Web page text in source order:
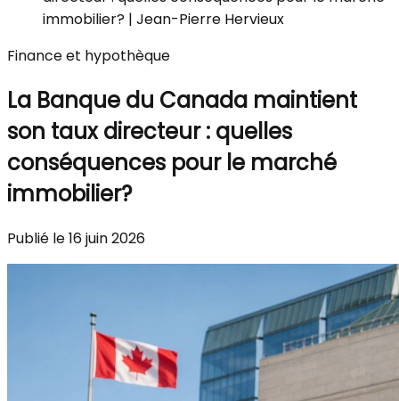
immobilier? | Jean-Pierre Hervieux
Finance et hypothèque
La Banque du Canada maintient
son taux directeur : quelles
conséquences pour le marché
immobilier?
Publié le 16 juin 2026